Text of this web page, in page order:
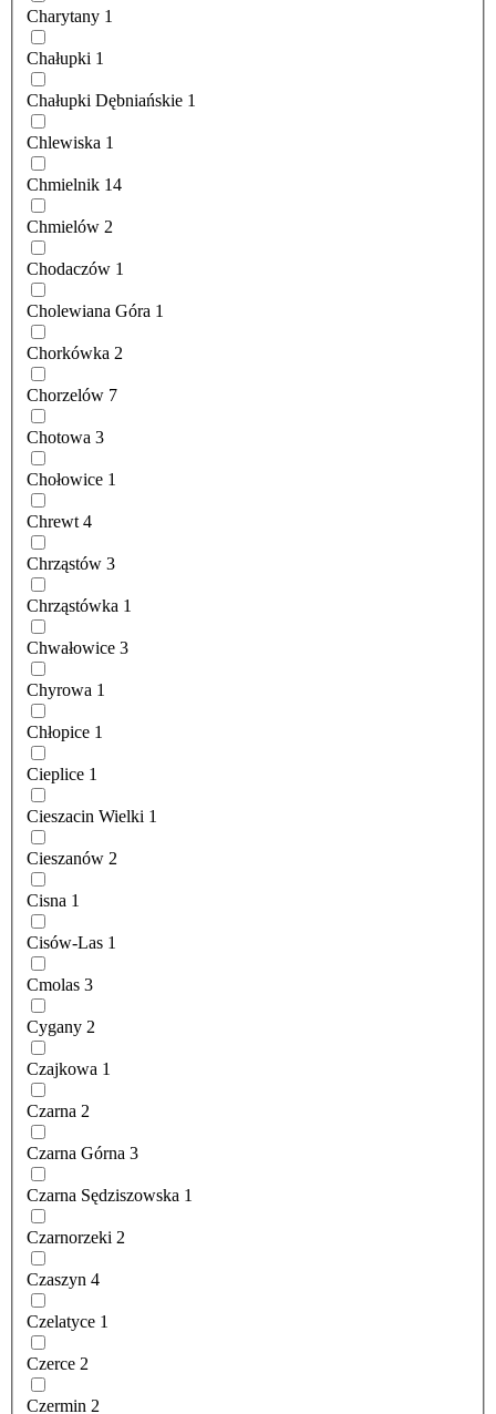
Charytany 1
Chałupki 1
Chałupki Dębniańskie 1
Chlewiska 1
Chmielnik 14
Chmielów 2
Chodaczów 1
Cholewiana Góra 1
Chorkówka 2
Chorzelów 7
Chotowa 3
Chołowice 1
Chrewt 4
Chrząstów 3
Chrząstówka 1
Chwałowice 3
Chyrowa 1
Chłopice 1
Cieplice 1
Cieszacin Wielki 1
Cieszanów 2
Cisna 1
Cisów-Las 1
Cmolas 3
Cygany 2
Czajkowa 1
Czarna 2
Czarna Górna 3
Czarna Sędziszowska 1
Czarnorzeki 2
Czaszyn 4
Czelatyce 1
Czerce 2
Czermin 2